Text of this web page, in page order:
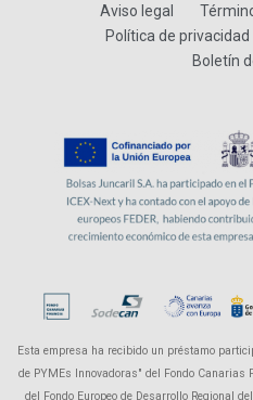
Aviso legal
Política de privacidad
Boletín
Esta empresa ha recibido un préstamo
de PYMEs Innovadoras" del Fondo Canarias
del Fondo Europeo de Desarrollo Regional